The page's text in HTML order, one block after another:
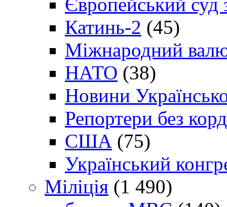
Катинь-2 (45)
Міжнародний
НАТО (38)
Новини
Репортери без
США (75)
Український
Міліція (1 490)